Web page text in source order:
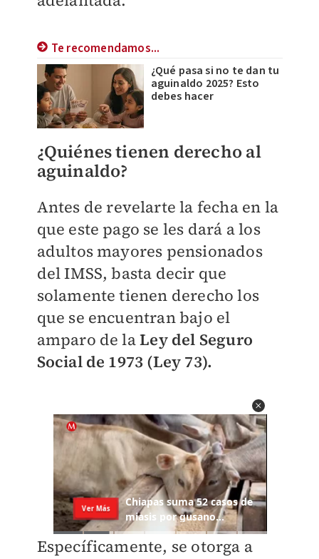
Te recomendamos...
¿Qué pasa si no te dan tu
aguinaldo 2025? Esto
debes hacer
¿Quiénes tienen derecho al
aguinaldo?
Antes de revelarte la fecha en la
que este pago se les dará a los
adultos mayores pensionados
del IMSS, basta decir que
solamente tienen derecho los
que se encuentran bajo el
amparo de laLey del Seguro
Social de 1973 (Ley 73).
Específicamente, se otorga a